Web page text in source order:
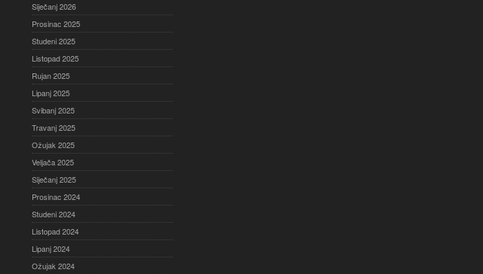
Siječanj 2026
Prosinac 2025
Studeni 2025
Listopad 2025
Rujan 2025
Lipanj 2025
Svibanj 2025
Travanj 2025
Ožujak 2025
Veljača 2025
Siječanj 2025
Prosinac 2024
Studeni 2024
Listopad 2024
Lipanj 2024
Ožujak 2024